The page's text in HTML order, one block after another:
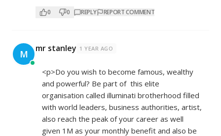
0 0 REPLY REPORT COMMENT
M mr stanley 1 YEAR AGO
<p>Do you wish to become famous, wealthy
and powerful? Be part of this elite
organisation called illuminati brotherhood filled
with world leaders, business authorities, artist,
also reach the peak of your career as well
given 1M as your monthly benefit and also be